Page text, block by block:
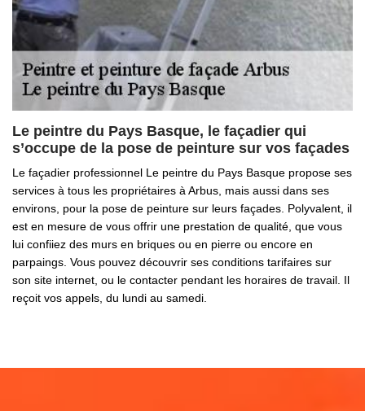
Le peintre du Pays Basque, le façadier qui
s’occupe de la pose de peinture sur vos façades
Le façadier professionnel Le peintre du Pays Basque propose ses
services à tous les propriétaires à Arbus, mais aussi dans ses
environs, pour la pose de peinture sur leurs façades. Polyvalent, il
est en mesure de vous offrir une prestation de qualité, que vous
lui confiiez des murs en briques ou en pierre ou encore en
parpaings. Vous pouvez découvrir ses conditions tarifaires sur
son site internet, ou le contacter pendant les horaires de travail. Il
reçoit vos appels, du lundi au samedi.